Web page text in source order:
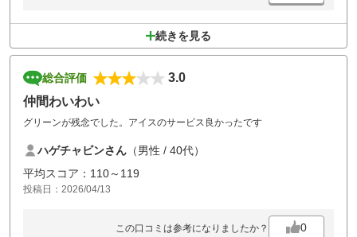
続きを見る
総合評価
3.0
仲間わいわい
グリーンが残念でした。アイスのサービス良かったです
ハゲチャビンさん （男性 / 40代）
平均スコア：110～119
投稿日：2026/04/13
この口コミは参考になりましたか？ 0